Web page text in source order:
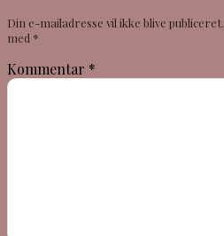
Din e-mailadresse vil ikke blive publiceret.
med *
Kommentar *